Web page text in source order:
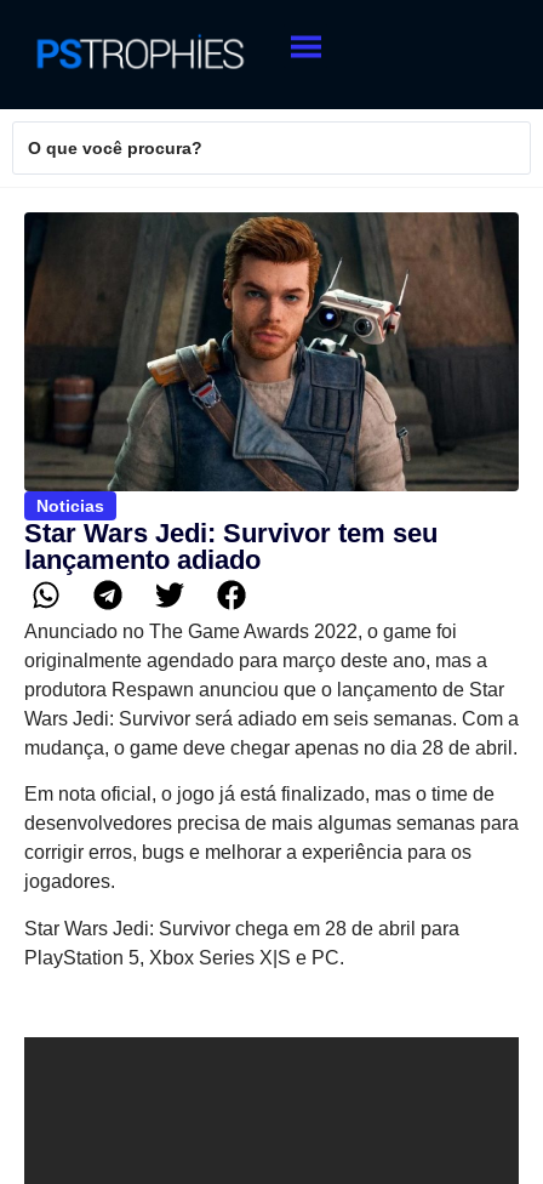
Noticias
Star Wars Jedi: Survivor tem seu
lançamento adiado
Anunciado no The Game Awards 2022, o game foi
originalmente agendado para março deste ano, mas a
produtora Respawn anunciou que o lançamento de Star
Wars Jedi: Survivor será adiado em seis semanas. Com a
mudança, o game deve chegar apenas no dia 28 de abril.
Em nota oficial, o jogo já está finalizado, mas o time de
desenvolvedores precisa de mais algumas semanas para
corrigir erros, bugs e melhorar a experiência para os
jogadores.
Star Wars Jedi: Survivor chega em 28 de abril para
PlayStation 5, Xbox Series X|S e PC.